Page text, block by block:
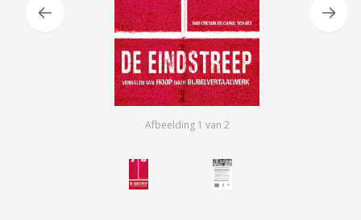
Afbeelding 1 van 2